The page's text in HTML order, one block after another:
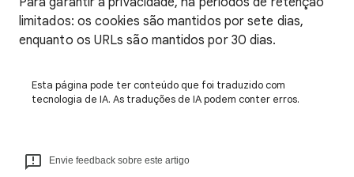
limitados: os cookies são mantidos por sete dias,
enquanto os URLs são mantidos por 30 dias.
Esta página pode ter conteúdo que foi traduzido com
tecnologia de IA. As traduções de IA podem conter erros.
Envie feedback sobre este artigo